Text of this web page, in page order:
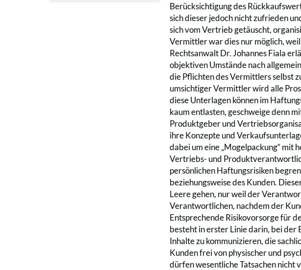
Berücksichtigung des
sich dieser jedoch nicht zufrieden
sich vom Vertrieb getäuscht,
Vermittler war dies nur möglich,
Rechtsanwalt Dr. Johannes Fiala
objektiven Umstände nach
die Pflichten des Vermittlers selbst
umsichtiger Vermittler wird alle
diese Unterlagen können im
kaum entlasten, geschweige denn
Produktgeber und
ihre Konzepte und
dabei um eine „Mogelpackung“ mit
Vertriebs- und
persönlichen Haftungsrisiken
beziehungsweise des Kunden.
Leere gehen, nur weil der
Verantwortlichen, nachdem der
Entsprechende Risikovorsorge für
besteht in erster Linie darin, bei
Inhalte zu kommunizieren, die
Kunden frei von physischer und
dürfen wesentliche Tatsachen